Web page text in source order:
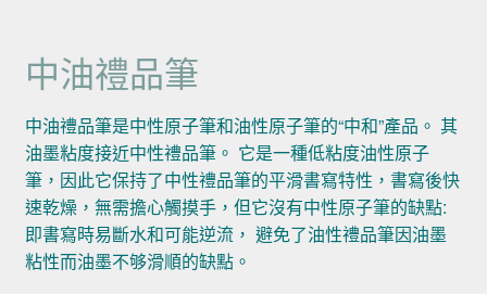
中油禮品筆
中油禮品筆是中性原子筆和油性原子筆的“中和”產品。 其
油墨粘度接近中性禮品筆。 它是一種低粘度油性原子
筆，因此它保持了中性禮品筆的平滑書寫特性，書寫後快
速乾燥，無需擔心觸摸手，但它沒有中性原子筆的缺點:
即書寫時易斷水和可能逆流， 避免了油性禮品筆因油墨
粘性而油墨不够滑順的缺點。